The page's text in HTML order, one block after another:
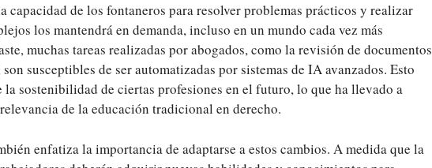
capacidad de los fontaneros para resolver problemas prácticos y realizar
los mantendrá en demanda, incluso en un mundo cada vez más
muchas tareas realizadas por abogados, como la revisión de documentos
susceptibles de ser automatizadas por sistemas de IA avanzados. Esto
la sostenibilidad de ciertas profesiones en el futuro, lo que ha llevado a
de la educación tradicional en derecho.
enfatiza la importancia de adaptarse a estos cambios. A medida que la